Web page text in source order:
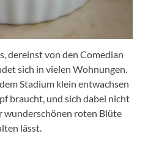
dereinst von den Comedian
sich in vielen Wohnungen.
Stadium klein entwachsen
braucht, und sich dabei nicht
wunderschönen roten Blüte
lässt.